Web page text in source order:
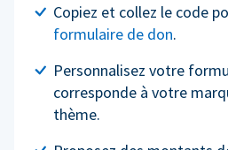
Copiez et collez le code
formulaire de don.
Personnalisez votre
corresponde à votre
thème.